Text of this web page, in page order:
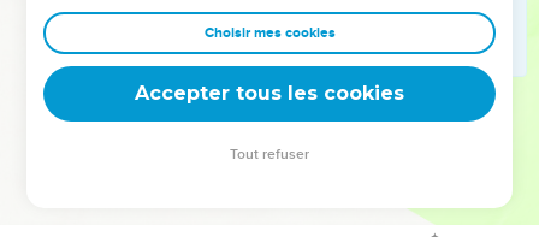
Ils étaient dans un étonnement extraordinaire et disaient :
Il fait tout à merveille, il fait même entendre les sourds et
parler les muets.
© Société biblique française – Bibli’O, 1978, avec autorisation. Pour vous procurer
Choisir mes cookies
Accepter tous les cookies
Tout refuser